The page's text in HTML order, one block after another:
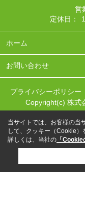
営
定休日：
ホーム
お問い合わせ
プライバシーポリシー
Copyright(c) 株式
当サイトでは、お客様の当
して、クッキー（Cookie）
詳しくは、当社の 「